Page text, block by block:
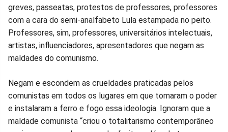
greves, passeatas, protestos de professores, professores
com a cara do semi-analfabeto Lula estampada no peito.
Professores, sim, professores, universitários intelectuais,
artistas, influenciadores, apresentadores que negam as
maldades do comunismo.
Negam e escondem as crueldades praticadas pelos
comunistas em todos os lugares em que tomaram o poder
e instalaram a ferro e fogo essa ideologia. Ignoram que a
maldade comunista “criou o totalitarismo contemporâneo